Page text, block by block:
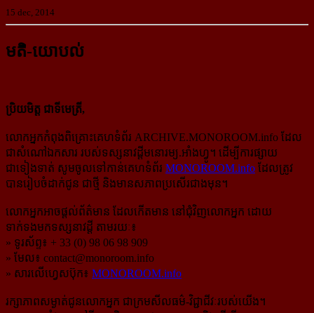
15 dec, 2014
មតិ-យោបល់
ប្រិយមិត្ត ជាទីមេត្រី,
លោកអ្នកកំពុងពិគ្រោះគេហទំព័រ ARCHIVE.MONOROOM.info ដែល
ជាសំណៅឯកសារ របស់ទស្សនាវដ្ដីមនោរម្យ.អាំងហ្វូ។ ដើម្បីការផ្សាយ
ជាទៀងទាត់ សូមចូលទៅកាន់​គេហទំព័រ MONOROOM.info ដែលត្រូវ
បានរៀបចំដាក់ជូន ជាថ្មី និងមានសភាពប្រសើរជាងមុន។
លោកអ្នកអាចផ្ដល់ព័ត៌មាន ដែលកើតមាន នៅជុំវិញលោកអ្នក ដោយ
ទាក់ទងមកទស្សនាវដ្ដី តាមរយៈ៖
» ទូរស័ព្ទ៖ + 33 (0) 98 06 98 909
» មែល៖ contact@monoroom.info
» សារលើហ្វេសប៊ុក៖ MONOROOM.info
រក្សាភាពសម្ងាត់ជូនលោកអ្នក ជាក្រមសីលធម៌-​វិជ្ជាជីវៈ​របស់យើង។